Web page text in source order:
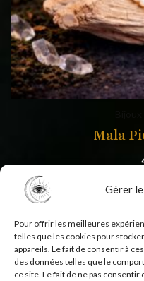
Gérer
Pour offrir les meilleures
telles que les cookies pour
appareils. Le fait de consentir à
des données telles que le
ce site. Le fait de ne pas
Mala